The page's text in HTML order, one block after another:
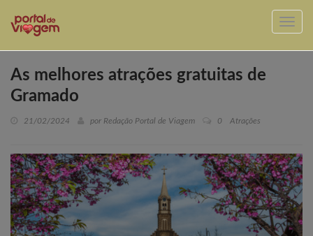
As melhores atrações gratuitas de
Gramado
21/02/2024 por Redação Portal de Viagem 0 Atrações